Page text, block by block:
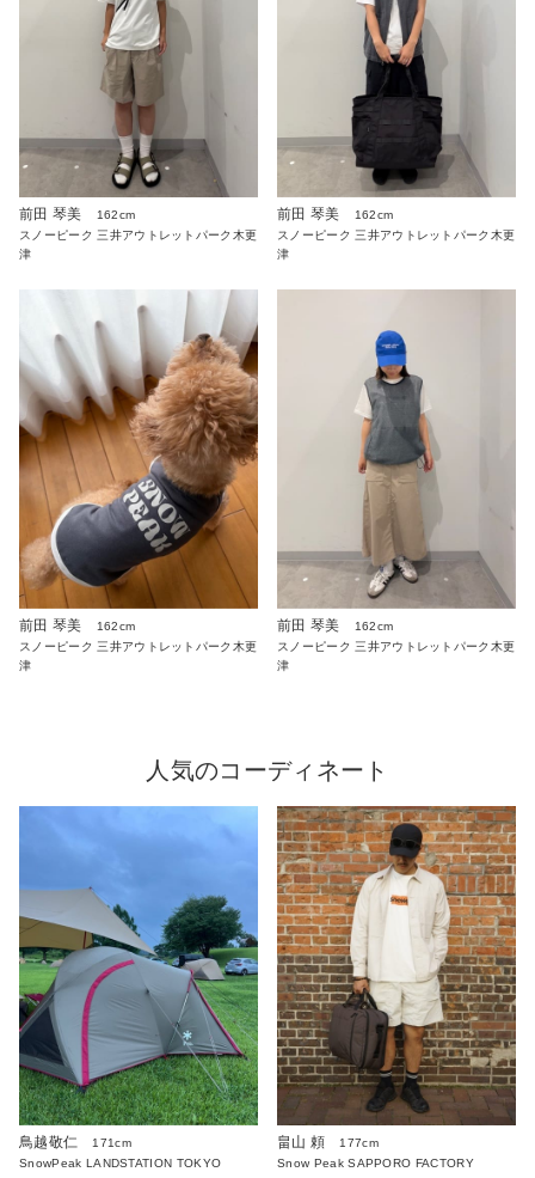
前田 琴美
162cm
スノーピーク 三井アウトレットパーク木更
津
前田 琴美
162cm
スノーピーク 三井アウトレットパーク木更
津
前田 琴美
162cm
スノーピーク 三井アウトレットパーク木更
津
前田 琴美
162cm
スノーピーク 三井アウトレットパーク木更
津
人気のコーディネート
鳥越敬仁
171cm
SnowPeak LANDSTATION TOKYO
畠山 頼
177cm
Snow Peak SAPPORO FACTORY